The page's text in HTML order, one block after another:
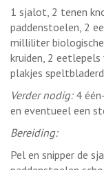
1 sjalot, 2 tenen
paddenstoelen, 2
milliliter
kruiden, 2
plakjes
Verder nodig:4
en eventueel een
Bereiding:
Pel en snipper de